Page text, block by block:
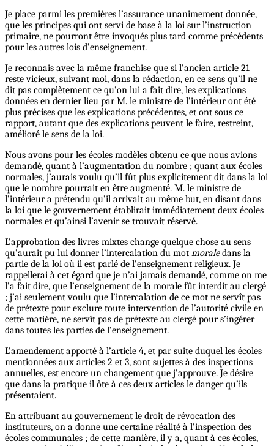
Je place parmi les premières l’assurance unanimement donnée,
que les principes qui ont servi de base à la loi sur l’instruction
primaire, ne pourront être invoqués plus tard comme précédents
pour les autres lois d’enseignement.
Je reconnais avec la même franchise que si l’ancien article 21
reste vicieux, suivant moi, dans la rédaction, en ce sens qu’il ne
dit pas complètement ce qu’on lui a fait dire, les explications
données en dernier lieu par M. le ministre de l’intérieur ont été
plus précises que les explications précédentes, et ont sous ce
rapport, autant que des explications peuvent le faire, restreint,
amélioré le sens de la loi.
Nous avons pour les écoles modèles obtenu ce que nous avions
demandé, quant à l’augmentation du nombre ; quant aux écoles
normales, j’aurais voulu qu’il fût plus explicitement dit dans la loi
que le nombre pourrait en être augmenté. M. le ministre de
l’intérieur a prétendu qu’il arrivait au même but, en disant dans
la loi que le gouvernement établirait immédiatement deux écoles
normales et qu’ainsi l’avenir se trouvait réservé.
L’approbation des livres mixtes change quelque chose au sens
qu’aurait pu lui donner l’intercalation du mot moraledans la
partie de la loi où il est parlé de l’enseignement religieux. Je
rappellerai à cet égard que je n’ai jamais demandé, comme on me
l’a fait dire, que l’enseignement de la morale fût interdit au clergé
; j’ai seulement voulu que l’intercalation de ce mot ne servît pas
de prétexte pour exclure toute intervention de l’autorité civile en
cette matière, ne servît pas de prétexte au clergé pour s’ingérer
dans toutes les parties de l’enseignement.
L’amendement apporté à l’article 4, et par suite duquel les écoles
mentionnées aux articles 2 et 3, sont sujettes à des inspections
annuelles, est encore un changement que j’approuve. Je désire
que dans la pratique il ôte à ces deux articles le danger qu’ils
présentaient.
En attribuant au gouvernement le droit de révocation des
instituteurs, on a donne une certaine réalité à l’inspection des
écoles communales ; de cette manière, il y a, quant à ces écoles,